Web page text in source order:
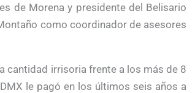
de Morena y presidente del Belisario
como coordinador de asesores
cantidad irrisoria frente a los más de 8
le pagó en los últimos seis años a